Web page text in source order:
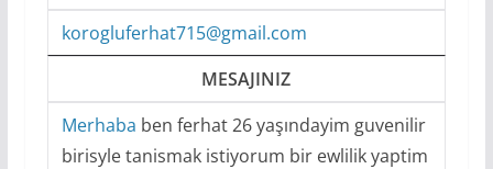
korogluferhat715@gmail.com
MESAJINIZ
Merhaba ben ferhat 26 yaşındayim guvenilir
birisyle tanismak istiyorum bir ewlilik yaptim